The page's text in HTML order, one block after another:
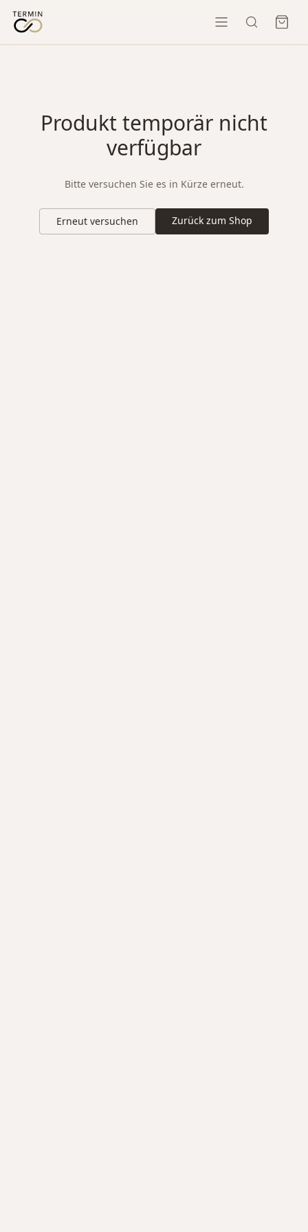
Produkt temporär nicht
verfügbar
Bitte versuchen Sie es in Kürze erneut.
Erneut versuchen Zurück zum Shop